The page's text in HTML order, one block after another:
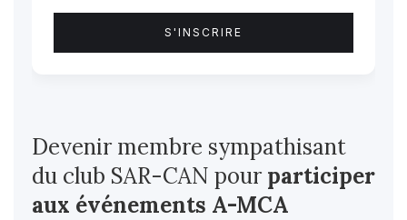
Devenir membre sympathisant
du club SAR-CAN pour participer
aux événements A-MCA